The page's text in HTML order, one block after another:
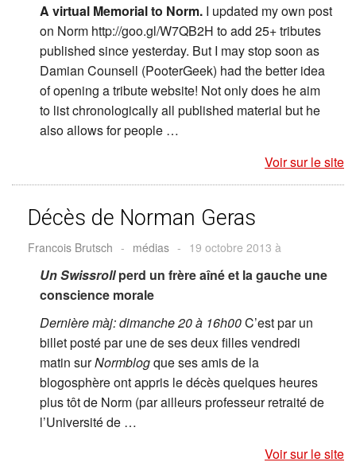
A virtual Memorial to Norm. I updated my own post
on Norm http://goo.gl/W7QB2H to add 25+ tributes
published since yesterday. But I may stop soon as
Damian Counsell (PooterGeek) had the better idea
of opening a tribute website! Not only does he aim
to list chronologically all published material but he
also allows for people …
Voir sur le site
Décès de Norman Geras
Francois Brutsch - médias - 19 octobre 2013 à
Un Swissrollperd un frère aîné et la gauche une
conscience morale
Dernière màj: dimanche 20 à 16h00C’est par un
billet posté par une de ses deux filles vendredi
matin surNormblogque ses amis de la
blogosphère ont appris le décès quelques heures
plus tôt de Norm (par ailleurs professeur retraité de
l’Université de …
Voir sur le site